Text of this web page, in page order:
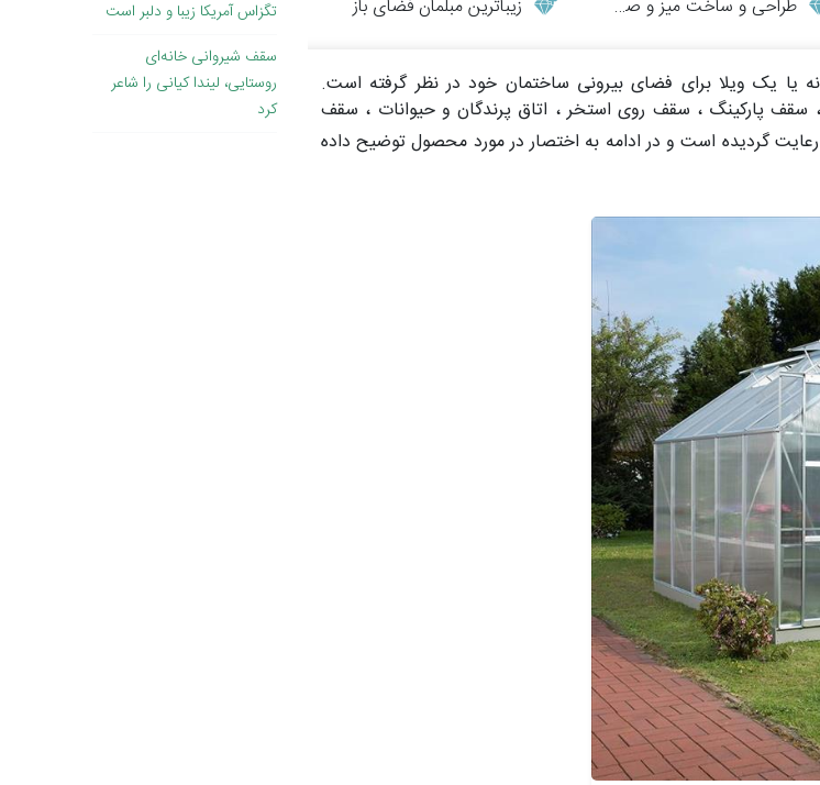
طراحی و ساخت میز و صندلی چوبی زیباترین مبلمان فضای باز
یک ویلا برای فضای بیرونی ساختمان خود در نظر گرفته است.
سقف پارکینگ ، سقف روی استخر ، اتاق پرندگان و حیوانات ، سقف
و استحکام رعایت گردیده است و در ادامه به اختصار در مورد محصول توضیح داده
تگزاس آمریکا زیبا و دلبر است
سقف شیروانی خانه‌ای
روستایی، لیندا کیانی را شاعر
کرد